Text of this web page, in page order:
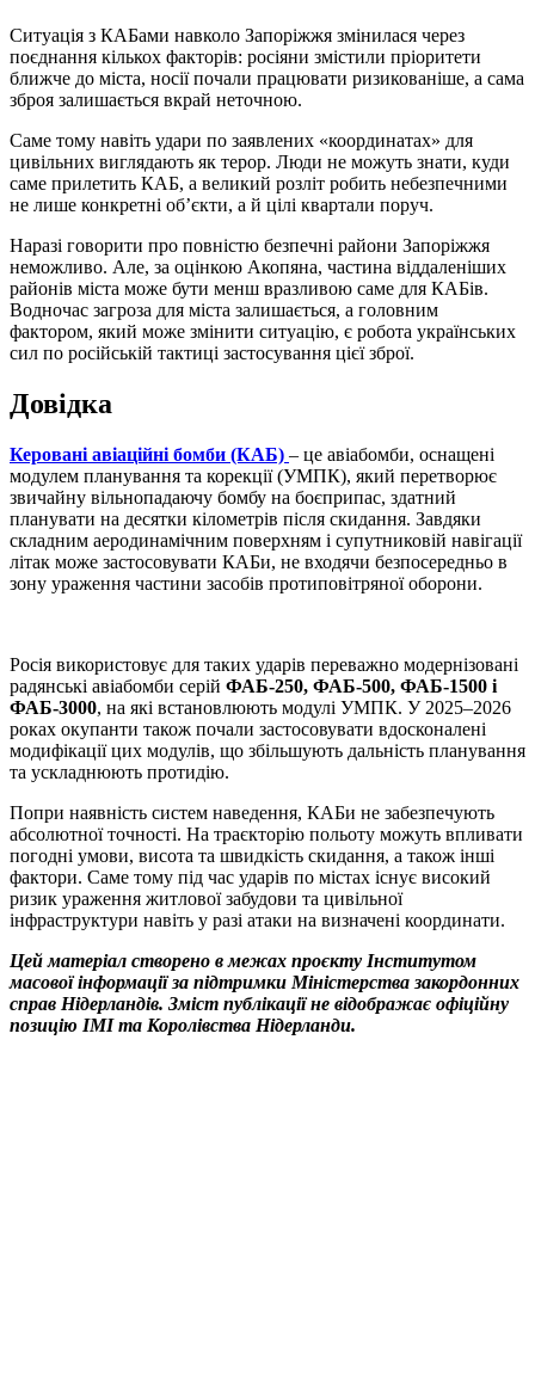
Ситуація з КАБами навколо Запоріжжя змінилася через
поєднання кількох факторів: росіяни змістили пріоритети
ближче до міста, носії почали працювати ризикованіше, а сама
зброя залишається вкрай неточною.
Саме тому навіть удари по заявлених «координатах» для
цивільних виглядають як терор. Люди не можуть знати, куди
саме прилетить КАБ, а великий розліт робить небезпечними
не лише конкретні об’єкти, а й цілі квартали поруч.
Наразі говорити про повністю безпечні райони Запоріжжя
неможливо. Але, за оцінкою Акопяна, частина віддаленіших
районів міста може бути менш вразливою саме для КАБів.
Водночас загроза для міста залишається, а головним
фактором, який може змінити ситуацію, є робота українських
сил по російській тактиці застосування цієї зброї.
Довідка
Керовані авіаційні бомби (КАБ) – це авіабомби, оснащені
модулем планування та корекції (УМПК), який перетворює
звичайну вільнопадаючу бомбу на боєприпас, здатний
планувати на десятки кілометрів після скидання. Завдяки
складним аеродинамічним поверхням і супутниковій навігації
літак може застосовувати КАБи, не входячи безпосередньо в
зону ураження частини засобів протиповітряної оборони.
Росія використовує для таких ударів переважно модернізовані
радянські авіабомби серій ФАБ-250, ФАБ-500, ФАБ-1500 і
ФАБ-3000, на які встановлюють модулі УМПК. У 2025–2026
роках окупанти також почали застосовувати вдосконалені
модифікації цих модулів, що збільшують дальність планування
та ускладнюють протидію.
Попри наявність систем наведення, КАБи не забезпечують
абсолютної точності. На траєкторію польоту можуть впливати
погодні умови, висота та швидкість скидання, а також інші
фактори. Саме тому під час ударів по містах існує високий
ризик ураження житлової забудови та цивільної
інфраструктури навіть у разі атаки на визначені координати.
Цей матеріал створено в межах проєкту Інститутом
масової інформації за підтримки Міністерства закордонних
справ Нідерландів. Зміст публікації не відображає офіційну
позицію ІМІ та Королівства Нідерланди.